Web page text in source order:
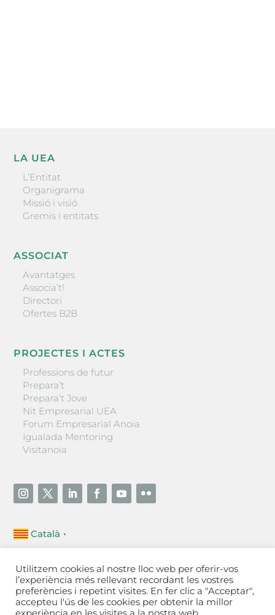
LA UEA
L’Entitat
Organigrama
Missió i visió
Gremis i entitats
ASSOCIAT
Avantatges
Associa’t!
Directori
Ofertes B2B
PROJECTES I ACTES
Professions de futur
Prepara’t
Prepara’t Jove
Nit Empresarial UEA
Forum Empresarial Anoia
Igualada Mentoring
Visitanoia
Català ▼
Unió Empresarial de l’Anoia (UEA)
Ctra. de Manresa, 131, 08700 – Igualada(Barcelona)
Tel 93 805 22 92
Utilitzem cookies al nostre lloc web per oferir-vos
l’experiència més rellevant recordant les vostres
preferències i repetint visites. En fer clic a "Acceptar",
accepteu l'ús de les cookies per obtenir la millor